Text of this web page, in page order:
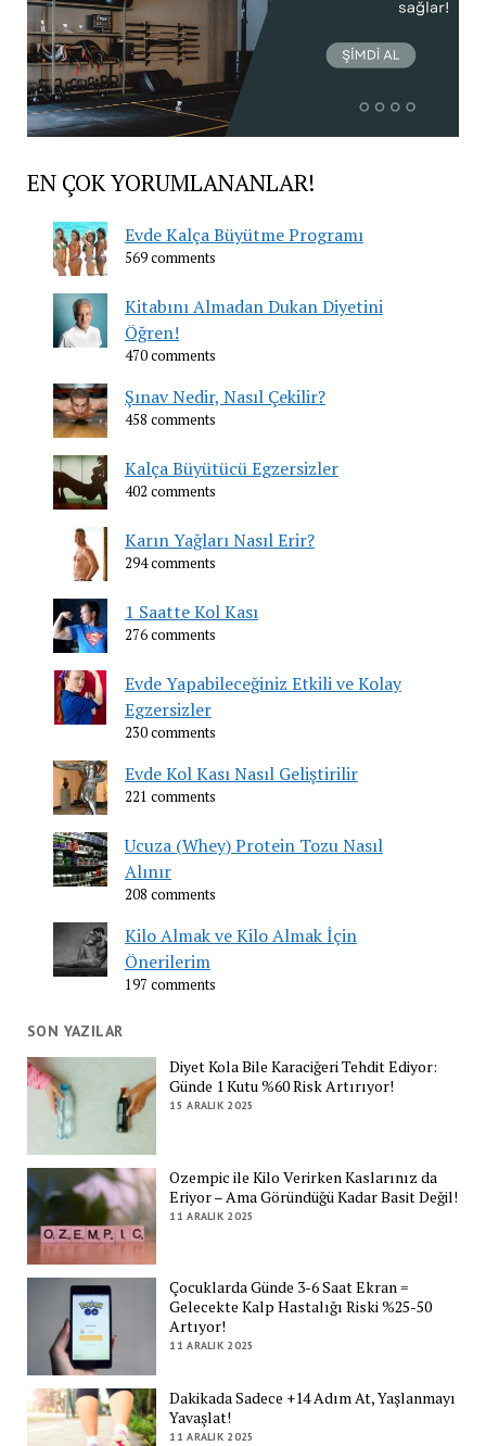
EN ÇOK YORUMLANANLAR!
Evde Kalça Büyütme Programı
569 comments
Kitabını Almadan Dukan Diyetini
Öğren!
470 comments
Şınav Nedir, Nasıl Çekilir?
458 comments
Kalça Büyütücü Egzersizler
402 comments
Karın Yağları Nasıl Erir?
294 comments
1 Saatte Kol Kası
276 comments
Evde Yapabileceğiniz Etkili ve Kolay
Egzersizler
230 comments
Evde Kol Kası Nasıl Geliştirilir
221 comments
Ucuza (Whey) Protein Tozu Nasıl
Alınır
208 comments
Kilo Almak ve Kilo Almak İçin
Önerilerim
197 comments
SON YAZILAR
Diyet Kola Bile Karaciğeri Tehdit Ediyor:
Günde 1 Kutu %60 Risk Artırıyor!
15 ARALIK 2025
Ozempic ile Kilo Verirken Kaslarınız da
Eriyor – Ama Göründüğü Kadar Basit Değil!
11 ARALIK 2025
Çocuklarda Günde 3-6 Saat Ekran =
Gelecekte Kalp Hastalığı Riski %25-50
Artıyor!
11 ARALIK 2025
Dakikada Sadece +14 Adım At, Yaşlanmayı
Yavaşlat!
11 ARALIK 2025